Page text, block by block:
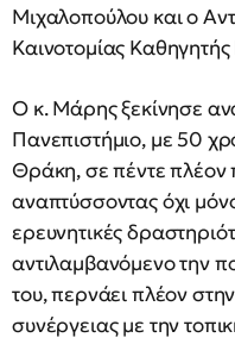
Μιχαλοπούλου και ο
Καινοτομίας
Ο κ. Μάρης ξεκίνησε
Πανεπιστήμιο, με 50
Θράκη, σε πέντε πλέον
αναπτύσσοντας όχι
ερευνητικές
αντιλαμβανόμενο την
του, περνάει πλέον
συνέργειας με την